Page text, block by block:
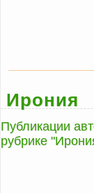
Ирония
Публикации
рубрике